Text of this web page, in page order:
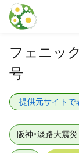
本文に飛ぶ
フェニッ
号
提供元サイトで
阪神・淡路大震